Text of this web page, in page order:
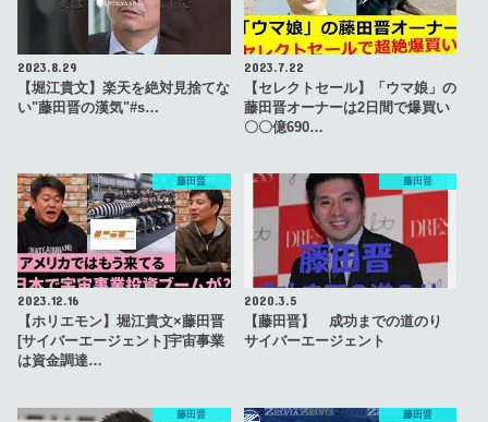
2023.8.29
【堀江貴文】楽天を絶対見捨てな
い"藤田晋の漢気"#s…
2023.7.22
【セレクトセール】「ウマ娘」の
藤田晋オーナーは2日間で爆買い
〇〇億690…
藤田晋
2023.12.16
【ホリエモン】堀江貴文×藤田晋
[サイバーエージェント]宇宙事業
は資金調達…
藤田晋
2020.3.5
【藤田晋】 成功までの道のり
サイバーエージェント
藤田晋 藤田晋